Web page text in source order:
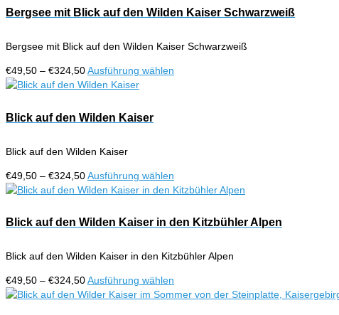
Produktseite
werden
€324,50
mehrere
Die
können
Bergsee mit Blick auf den Wilden Kaiser Schwarzweiß
Bergsee mit Blick auf den Wilden Kaiser Schwarzweiß
€49,50 – €324,50Preisspanne:
€49,50
€324,50
Ausführung wählen
können
auf
Produktseite
werden
Blick auf den Wilden Kaiser
Blick auf den Wilden Kaiser
€49,50 – €324,50Preisspanne:
€49,50
€324,50
Ausführung wählen
Produkt
mehrere
Varianten
Die
können
auf
Blick auf den Wilden Kaiser in den Kitzbühler Alpen
Blick auf den Wilden Kaiser in den Kitzbühler Alpen
€49,50 – €324,50Preisspanne:
€49,50
Ausführung wählen
Produkt